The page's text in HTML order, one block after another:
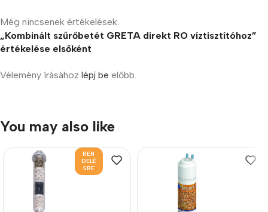
Még nincsenek értékelések.
„Kombinált szűrőbetét GRETA direkt RO víztisztítóhoz”
értékelése elsőként
Vélemény írásához lépj be előbb.
You may also like
REN
DELÉ
SRE